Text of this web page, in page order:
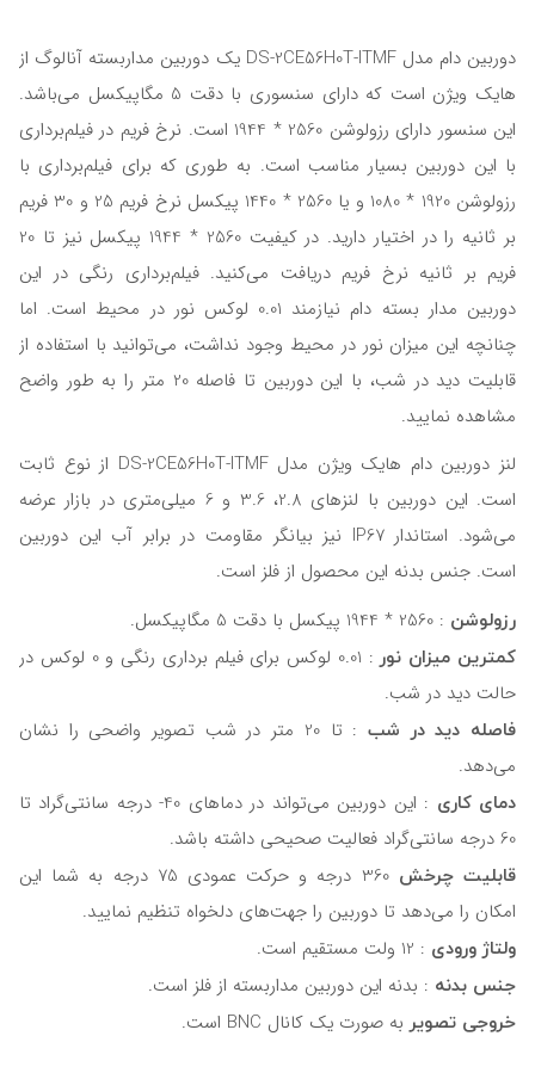
دوربين دام مدل DS-2CE56H0T-ITMF یک دوربین مداربسته آنالوگ از
هایک ویژن است که دارای سنسوری با دقت 5 مگاپیکسل می‌باشد.
این سنسور دارای رزولوشن 2560 * 1944 است. نرخ فریم در فیلم‌برداری
با این دوربین بسیار مناسب است. به طوری که برای فیلم‌برداری با
رزولوشن 1920 * 1080 و یا 2560 * 1440 پیکسل نرخ فریم 25 و 30 فریم
بر ثانیه را در اختیار دارید. در کیفیت 2560 * 1944 پیکسل نیز تا 20
فریم بر ثانیه نرخ فریم دریافت می‌کنید. فیلم‌برداری رنگی در این
دوربین مدار بسته دام نیازمند 0.01 لوکس نور در محیط است. اما
چنانچه این میزان نور در محیط وجود نداشت، می‌توانید با استفاده از
قابلیت دید در شب، با این دوربین تا فاصله 20 متر را به طور واضح
مشاهده نمایید.
لنز دوربين دام هايک ويژن مدل DS-2CE56H0T-ITMF از نوع ثابت
است. این دوربین با لنزهای 2.8، 3.6 و 6 میلی‌متری در بازار عرضه
می‌شود. استاندار IP67 نیز بیانگر مقاومت در برابر آب این دوربین
است. جنس بدنه این محصول از فلز است.
رزولوشن : 2560 * 1944 پیکسل با دقت 5 مگاپیکسل.
کمترین میزان نور
: 0.01 لوکس برای فیلم برداری رنگی و 0 لوکس در
حالت دید در شب.
فاصله دید در شب
: تا 20 متر در شب تصویر واضحی را نشان
می‌دهد.
دمای کاری
: این دوربین می‌تواند در دماهای 40- درجه سانتی‌گراد تا
60 درجه سانتی‌گراد فعالیت صحیحی داشته باشد.
قابلیت چرخش
360 درجه و حرکت عمودی 75 درجه به شما این
امکان را می‌دهد تا دوربین را جهت‌های دلخواه تنظیم نمایید.
ولتاژ ورودی : 12 ولت مستقیم است.
جنس بدنه : بدنه این دوربین مداربسته از فلز است.
خروجی تصویربه صورت یک کانال BNC است.